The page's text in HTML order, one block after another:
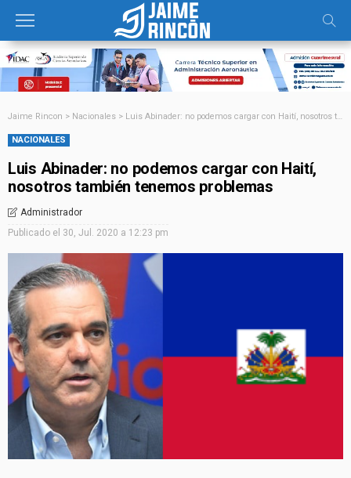
Jaime Rincon > Nacionales > Luis Abinader: no podemos cargar con Haití, nosotros también tenemos problemas
NACIONALES
Luis Abinader: no podemos cargar con Haití,
nosotros también tenemos problemas
Administrador
Publicado el 30, Jul. 2020 a 12:23 pm